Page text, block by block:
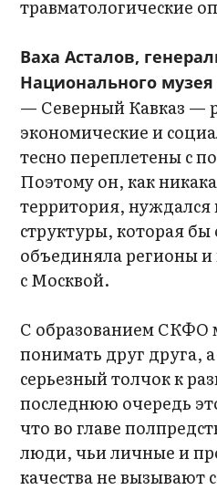
травматологические
Ваха Асталов,
Национального
— Северный Кавказ —
экономические и
тесно переплетены с
Поэтому он, как
территория, нуждался
структуры, которая
объединяла регионы и
с Москвой.
С образованием СКФО
понимать друг друга,
серьезный толчок к
последнюю очередь
что во главе
люди, чьи личные и
качества не вызывают